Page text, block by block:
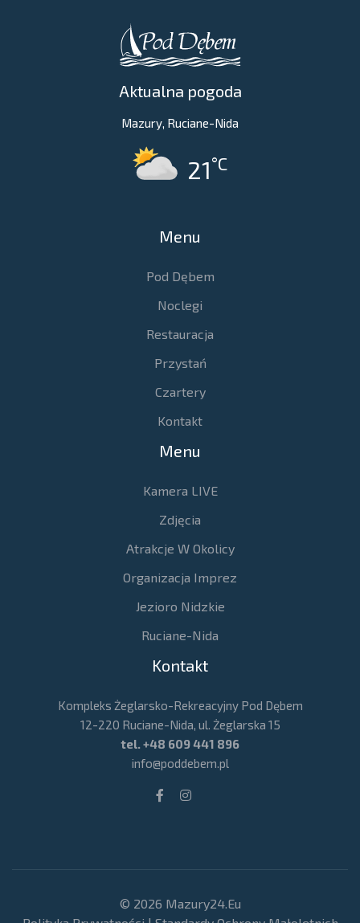
Aktualna pogoda
Mazury, Ruciane-Nida
21°C
Menu
Pod Dębem
Noclegi
Restauracja
Przystań
Czartery
Kontakt
Menu
Kamera LIVE
Zdjęcia
Atrakcje W Okolicy
Organizacja Imprez
Jezioro Nidzkie
Ruciane-Nida
Kontakt
Kompleks Żeglarsko-Rekreacyjny Pod Dębem
12-220 Ruciane-Nida, ul. Żeglarska 15
tel.+48 609 441 896
info@poddebem.pl
© 2026 Mazury24.eu